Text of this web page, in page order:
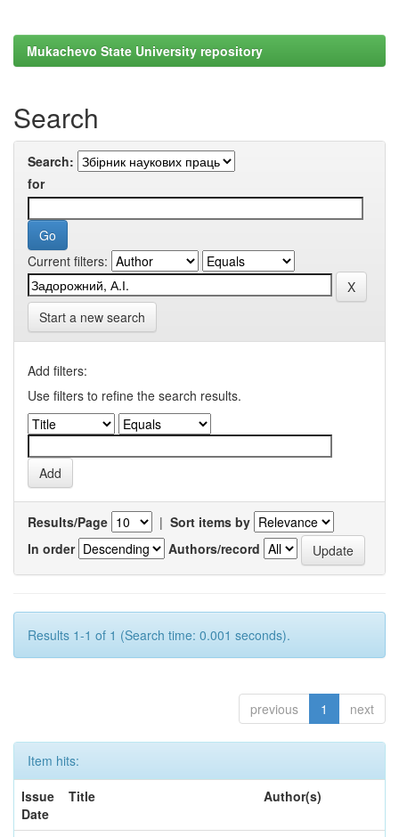
Mukachevo State University repository
Search
Search:
for
Current filters:
Start a new search
Add filters:
Use filters to refine the search results.
Results/Page | Sort items by
In order
Authors/record
Results 1-1 of 1 (Search time: 0.001 seconds).
previous 1 next
Item hits:
Issue
Date
Title Author(s)